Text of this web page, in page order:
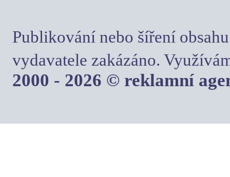
Publikování nebo šíření
vydavatele zakázáno.
2000 - 2026 © reklamní